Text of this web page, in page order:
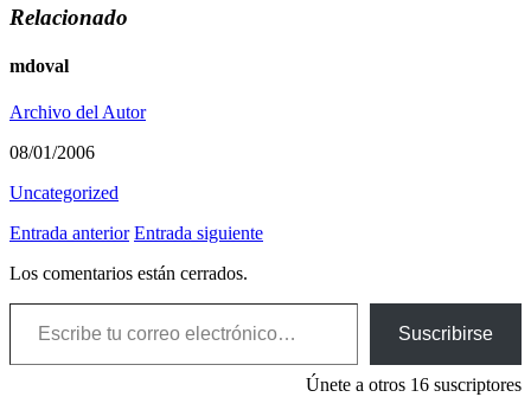
Relacionado
mdoval
Archivo del Autor
08/01/2006
Uncategorized
Entrada anterior Entrada siguiente
Los comentarios están cerrados.
Escribe tu correo electrónico…
Suscribirse
Únete a otros 16 suscriptores